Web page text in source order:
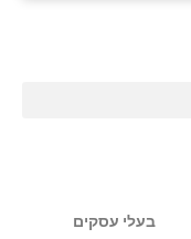
בעלי עסקים